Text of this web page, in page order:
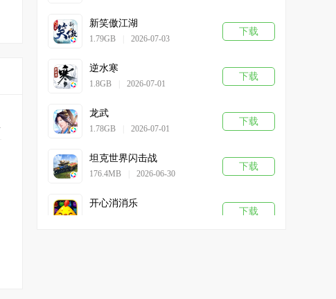
1.79GB | 2026-07-03
下载
1.8GB
下载
1.78GB
下载
176.4MB | 2026-06-30
下载
348.4MB | 2026-06-30
下载